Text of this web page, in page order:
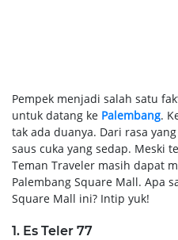
Pempek menjadi salah satu
untuk datang ke Palembang.
tak ada duanya. Dari rasa
saus cuka yang sedap. Meski
Teman Traveler masih dapat
Palembang Square Mall. Apa
Square Mall ini? Intip yuk!
1. Es Teler 77